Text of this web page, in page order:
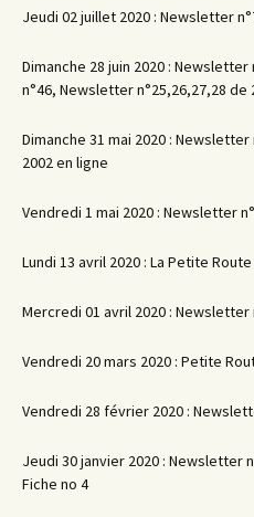
Jeudi 02 juillet 2020 : Newsletter
Dimanche 28 juin 2020 :
n°46, Newsletter n°25,26,27,28 de
Dimanche 31 mai 2020 :
2002 en ligne
Vendredi 1 mai 2020 : Newsletter
Lundi 13 avril 2020 : La Petite
Mercredi 01 avril 2020 : Newsletter
Vendredi 20 mars 2020 : Petite
Vendredi 28 février 2020 :
Jeudi 30 janvier 2020 : Newsletter
Fiche no 4